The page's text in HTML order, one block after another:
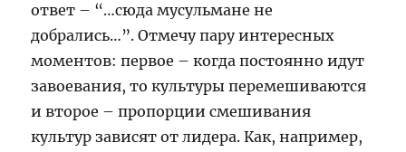
ответ – “…сюда мусульмане не
добрались…”. Отмечу пару интересных
моментов: первое – когда постоянно идут
завоевания, то культуры перемешиваются
и второе – пропорции смешивания
культур зависят от лидера. Как, например,